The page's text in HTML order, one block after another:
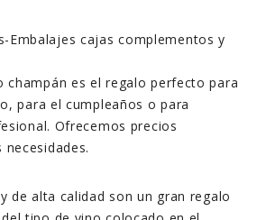
champán es el regalo perfecto para
para el cumpleaños o para
Ofrecemos precios
de alta calidad son un gran regalo